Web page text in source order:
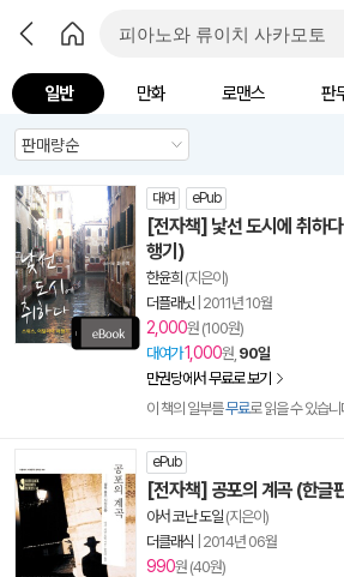
일반 만화 로맨스 판
대여 ePub
[전자책] 낯선 도시에 취하
행기)
한윤희 (지은이)
더플래닛 2011년 10월
2,000원 (100원)
대여가1,000원, 90일
만권당에서 무료로 보기
이 책의 일부를무료로 읽을 수 있습니
ePub
[전자책] 공포의 계곡 (한글
아서 코난 도일 (지은이)
더클래식 2014년 06월
990원 (40원)